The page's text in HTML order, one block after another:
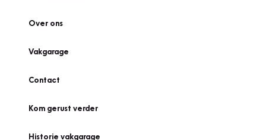
Over ons
Vakgarage
Contact
Kom gerust verder
Historie vakgarage